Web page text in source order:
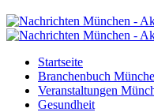
Startseite
Branchenbuch
Veranstaltungen
Gesundheit